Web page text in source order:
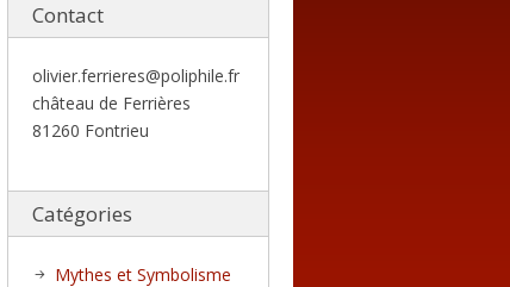
Contact
olivier.ferrieres@poliphile.fr
château de Ferrières
81260 Fontrieu
Catégories
Mythes et Symbolisme